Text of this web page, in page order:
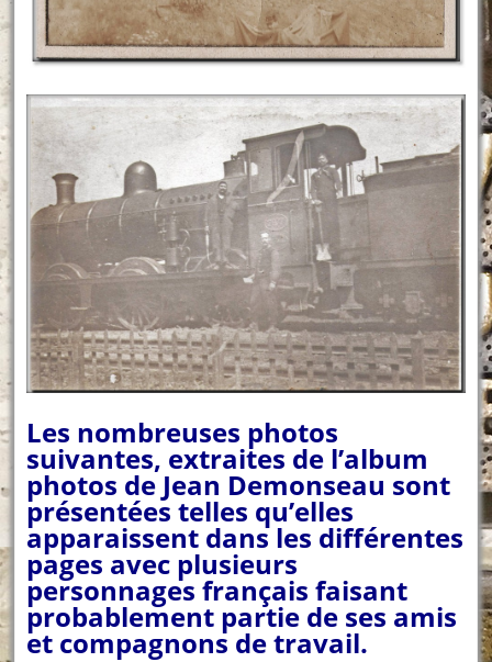
Les nombreuses photos
suivantes, extraites de l’album
photos de Jean Demonseau sont
présentées telles qu’elles
apparaissent dans les différentes
pages avec plusieurs
personnages français faisant
probablement partie de ses amis
et compagnons de travail.